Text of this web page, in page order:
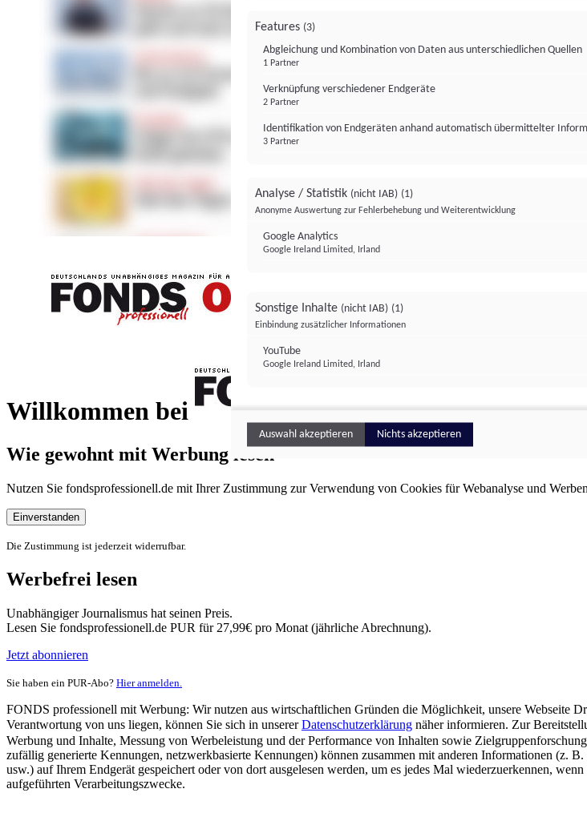
Willkommen bei
FONDS professionell
Wie gewohnt mit Werbung lesen
Nutzen Sie fondsprofessionell.de mit Ihrer Zustimmung zur Verwendung von Cookies für Webanalyse und
Einverstanden
Die Zustimmung ist jederzeit widerrufbar.
Werbefrei lesen
Unabhängiger Journalismus hat seinen Preis.
Lesen Sie fondsprofessionell.de PUR für 27,99€ pro Monat (jährliche Abrechnung).
Jetzt abonnieren
Sie haben ein PUR-Abo? Hier anmelden.
FONDS professionell mit Werbung: Wir nutzen aus wirtschaftlichen Gründen die Möglichkeit, unsere Webseite
Verantwortung von uns liegen, können Sie sich in unsererDatenschutzerklärung näher informieren. Zur
Werbung und Inhalte, Messung von Werbeleistung und der Performance von Inhalten sowie
zufällig generierte Kennungen, netzwerkbasierte Kennungen) können zusammen mit anderen Informationen (z.
usw.) auf Ihrem Endgerät gespeichert oder von dort ausgelesen werden, um es jedes Mal wiederzuerkennen,
aufgeführten Verarbeitungszwecke.
Features (3)
Abgleichung und Kombination von Daten aus unterschiedlichen Quellen
1 Partner
Verknüpfung verschiedener Endgeräte
2 Partner
Identifikation von Endgeräten anhand automatisch übermittelter
3 Partner
Analyse / Statistik (nicht IAB) (1)
Anonyme Auswertung zur Fehlerbehebung und Weiterentwicklung
Google Analytics
Google Ireland Limited, Irland
Sonstige Inhalte (nicht IAB) (1)
Einbindung zusätzlicher Informationen
YouTube
Google Ireland Limited, Irland
Auswahl akzeptieren Nichts akzeptieren